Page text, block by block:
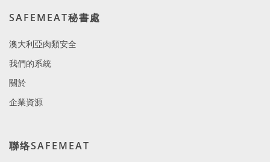
SAFEMEAT秘書處
澳大利亞肉類安全
我們的系統
關於
企業資源
聯络SAFEMEAT